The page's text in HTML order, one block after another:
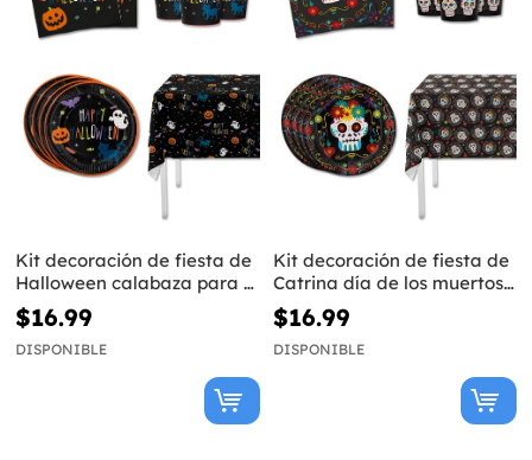
Kit decoración de fiesta de
Halloween calabaza para 8
personas - Happy
Halloween
$16.99
DISPONIBLE
Kit decoración de fiesta de
Catrina día de los muertos
para 8 personas - Day of
the Dead
$16.99
DISPONIBLE